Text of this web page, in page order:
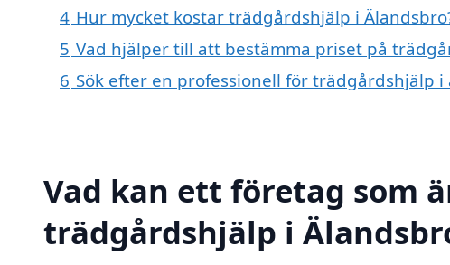
4 Hur mycket kostar trädgårdshjälp i
5 Vad hjälper till att bestämma priset på
6 Sök efter en professionell för trädgårdshjälp
Vad kan ett företag som
trädgårdshjälp i